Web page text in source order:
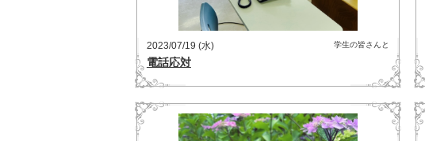
2023/07/19 (水) 学生の皆さんと
電話応対